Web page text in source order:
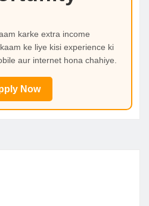
karke extra income
ke liye kisi experience ki
aur internet hona chahiye.
Now